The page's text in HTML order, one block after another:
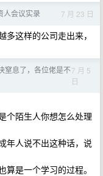
人会议实录 7 月 23 日
这样的公司走出来，
窒息了，各位佬是不7 月 5
日
个陌生人你想怎么处理
年人说不出这种话，说
是一个学习的过程。